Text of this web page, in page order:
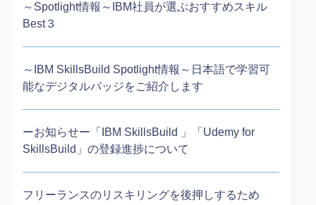
～Spotlight情報～IBM社員が選ぶおすすめスキル
Best３
～IBM SkillsBuild Spotlight情報～日本語で学習可
能なデジタルバッジをご紹介します
ーお知らせー「IBM SkillsBuild 」「Udemy for
SkillsBuild」の登録進捗について
フリーランスのリスキリングを後押しするため